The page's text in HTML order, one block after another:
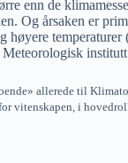
enn de
Og årsaken er
allerede til
vitenskapen, i